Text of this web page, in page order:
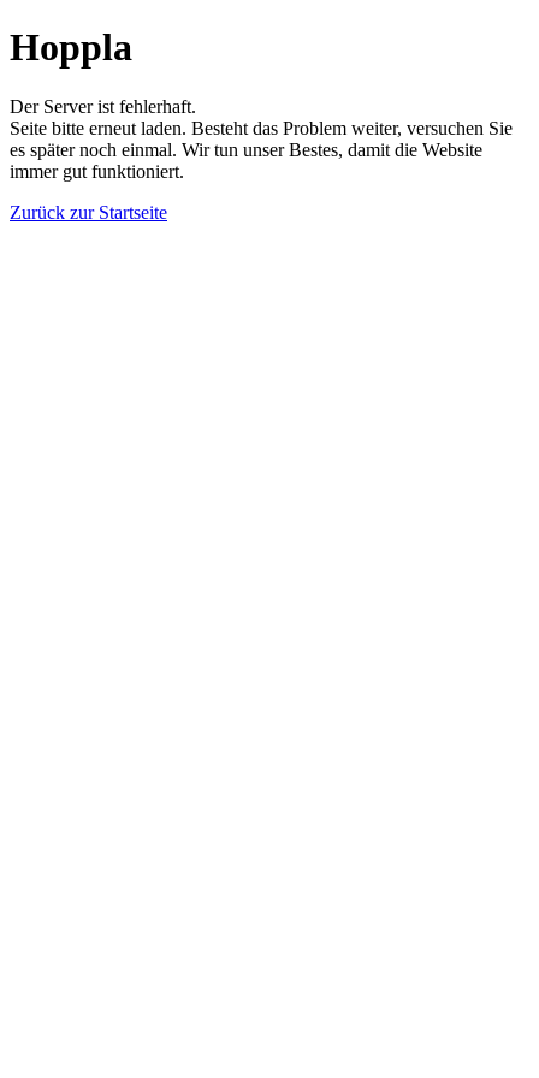
Hoppla
Der Server ist fehlerhaft.
Seite bitte erneut laden. Besteht das Problem weiter, versuchen Sie
es später noch einmal. Wir tun unser Bestes, damit die Website
immer gut funktioniert.
Zurück zur Startseite